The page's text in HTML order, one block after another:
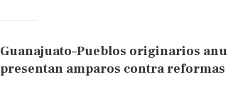
Guanajuato–Pueblos originarios
presentan amparos contra reformas